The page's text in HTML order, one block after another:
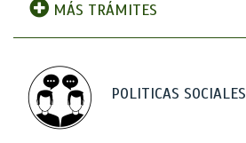
MÁS TRÁMITES
POLITICAS SOCIALES